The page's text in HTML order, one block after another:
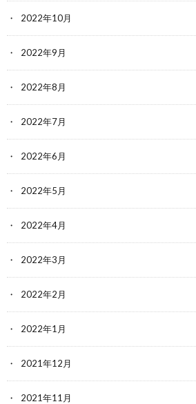
2022年10月
2022年9月
2022年8月
2022年7月
2022年6月
2022年5月
2022年4月
2022年3月
2022年2月
2022年1月
2021年12月
2021年11月